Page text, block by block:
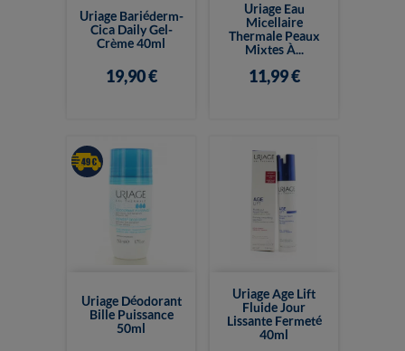
Uriage Bariéderm-
Cica Daily Gel-
Crème 40ml
19,90 €
Uriage Eau
Micellaire
Thermale Peaux
Mixtes À...
11,99 €
Uriage Déodorant
Bille Puissance
50ml
Uriage Age Lift
Fluide Jour
Lissante Fermeté
40ml